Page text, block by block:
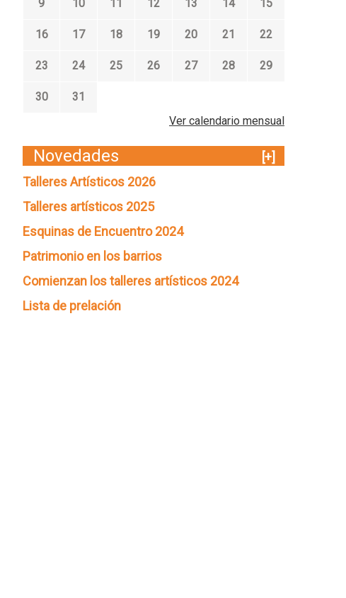
9 10 11 12 13 14 15
16 17 18 19 20 21 22
23 24 25 26 27 28 29
30
31
Ver calendario mensual
Novedades
[+]
Talleres Artísticos 2026
Talleres artísticos 2025
Esquinas de Encuentro 2024
Patrimonio en los barrios
Comienzan los talleres artísticos 2024
Lista de prelación